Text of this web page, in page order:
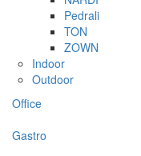
Pedrali
TON
ZOWN
Indoor
Outdoor
Office
Gastro